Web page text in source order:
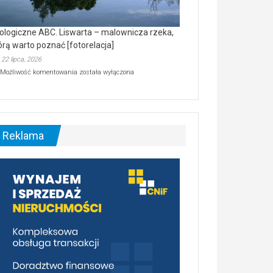
ABC. Liswarta – malownicza rzeka,
warto poznać [fotorelacja]
22 lipca, 2026
Możliwość komentowania Ekologiczne
–
malownicza
[fotorelacja]
została wyłączona
Reklama